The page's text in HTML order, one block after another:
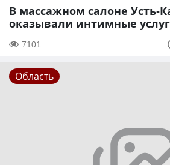
В массажном салоне Усть-
оказывали интимные
7101
Область